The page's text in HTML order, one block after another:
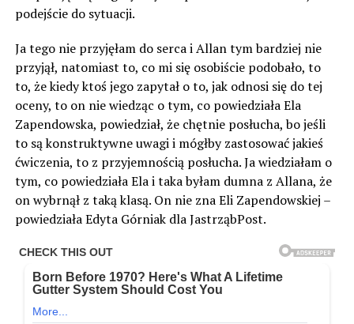
podejście do sytuacji.
Ja tego nie przyjęłam do serca i Allan tym bardziej nie
przyjął, natomiast to, co mi się osobiście podobało, to
to, że kiedy ktoś jego zapytał o to, jak odnosi się do tej
oceny, to on nie wiedząc o tym, co powiedziała Ela
Zapendowska, powiedział, że chętnie posłucha, bo jeśli
to są konstruktywne uwagi i mógłby zastosować jakieś
ćwiczenia, to z przyjemnością posłucha. Ja wiedziałam o
tym, co powiedziała Ela i taka byłam dumna z Allana, że
on wybrnął z taką klasą. On nie zna Eli Zapendowskiej –
powiedziała Edyta Górniak dla JastrząbPost.